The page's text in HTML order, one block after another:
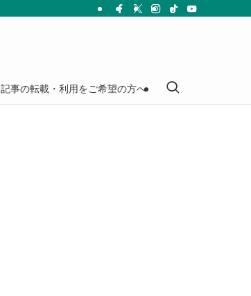
記事の転載・利用をご希望の方へ